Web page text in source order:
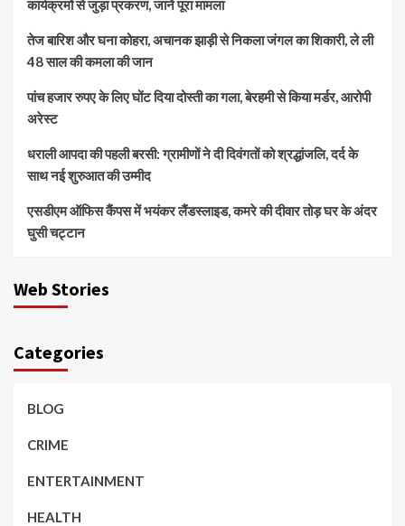
कार्यक्रमों से जुड़ा प्रकरण, जानें पूरा मामला
तेज बारिश और घना कोहरा, अचानक झाड़ी से निकला जंगल का शिकारी, ले ली
48 साल की कमला की जान
पांच हजार रुपए के लिए घोंट दिया दोस्ती का गला, बेरहमी से किया मर्डर, आरोपी
अरेस्ट
धराली आपदा की पहली बरसी: ग्रामीणों ने दी दिवंगतों को श्रद्धांजलि, दर्द के
साथ नई शुरुआत की उम्मीद
एसडीएम ऑफिस कैंपस में भयंकर लैंडस्लाइड, कमरे की दीवार तोड़ घर के अंदर
घुसी चट्टान
Web Stories
Categories
BLOG
CRIME
ENTERTAINMENT
HEALTH